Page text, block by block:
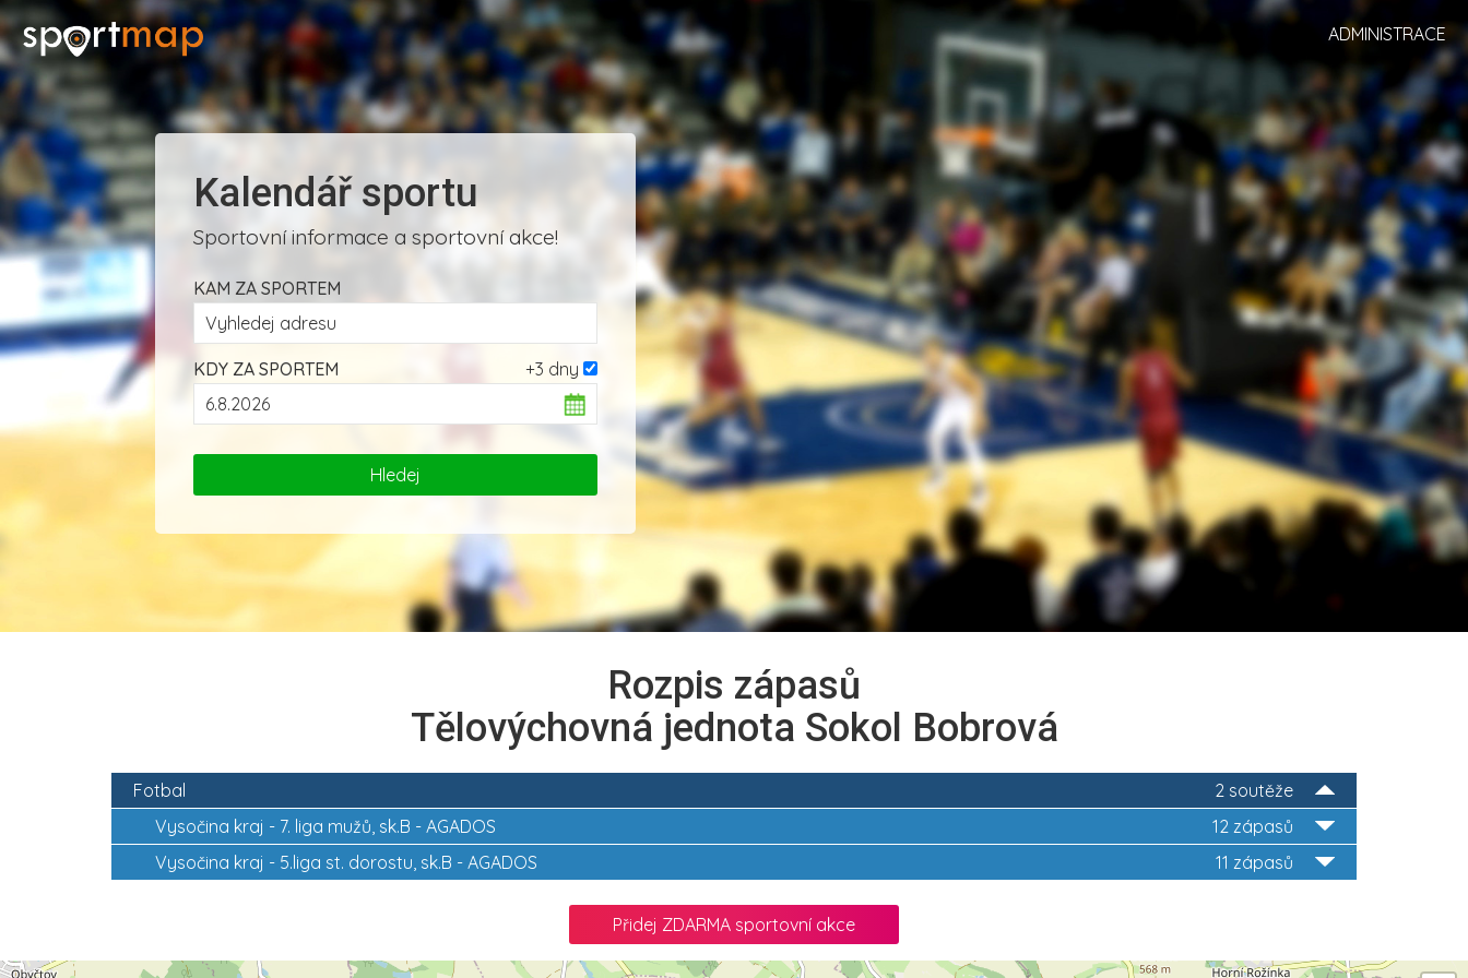
ADMINISTRACE
Kalendář sportu
Sportovní informace a sportovní akce!
KAM ZA SPORTEM
+3 dny
KDY ZA SPORTEM
Rozpis zápasů
Tělovýchovná jednota Sokol Bobrová
2 soutěže
Fotbal
12 zápasů
Vysočina kraj - 7. liga mužů, sk.B - AGADOS
11 zápasů
Vysočina kraj - 5.liga st. dorostu, sk.B - AGADOS
Přidej ZDARMA sportovní akce